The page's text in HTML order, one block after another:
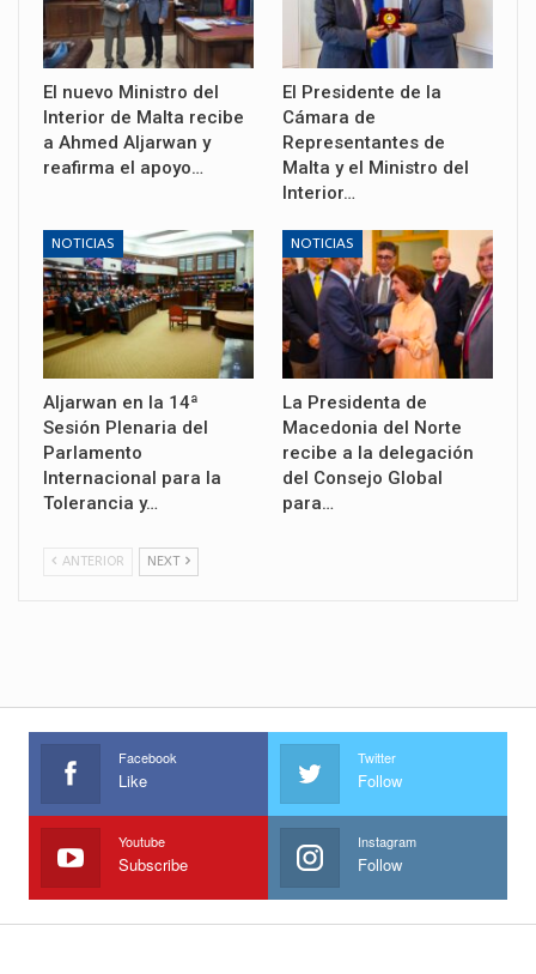
El nuevo Ministro del
Interior de Malta recibe
a Ahmed Aljarwan y
reafirma el apoyo…
El Presidente de la
Cámara de
Representantes de
Malta y el Ministro del
Interior…
NOTICIAS
Aljarwan en la 14ª
Sesión Plenaria del
Parlamento
Internacional para la
Tolerancia y…
NOTICIAS
La Presidenta de
Macedonia del Norte
recibe a la delegación
del Consejo Global
para…
ANTERIOR NEXT
Facebook
Like
Twitter
Follow
Youtube
Subscribe
Instagram
Follow